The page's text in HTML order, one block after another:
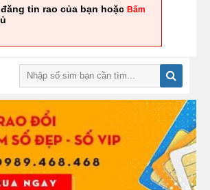
tin rao của bạn hoặc Bấm